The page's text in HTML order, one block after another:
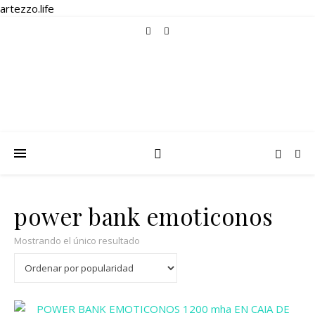
artezzo.life
power bank emoticonos
Mostrando el único resultado